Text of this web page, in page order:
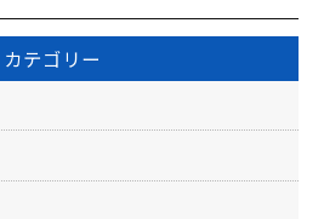
カテゴリー